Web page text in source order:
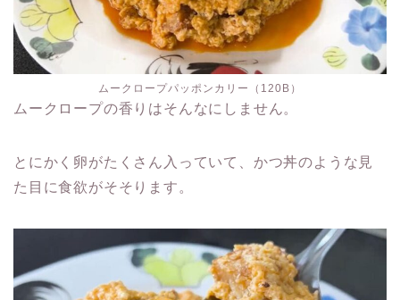
ムークロープパッポンカリー（120B）
ムークロープの香りはそんなにしません。
とにかく卵がたくさん入っていて、かつ丼のような見
た目に食欲がそそります。